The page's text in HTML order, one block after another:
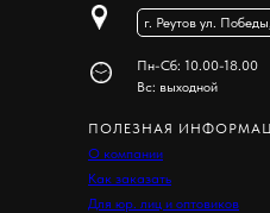
ПОЛЕЗНАЯ
О компании
Как заказать
Для юр. лиц и оптовиков
Пн-Сб: 10.00-18.00
Вс: выходной
г. Реутов ул.